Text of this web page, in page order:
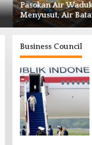
Pasokan Air
Menyusut, Air
Optimalkan
Business Council